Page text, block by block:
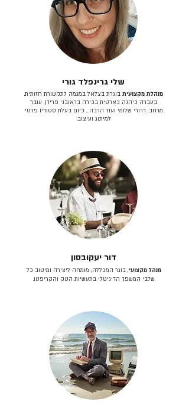
שלי גרינפלד גורי
מנהלת מקצועית בוגרת בצלאל במגמה לתקשורת חזותית.
בעברה כיהנה כארטית בכירה בראובני פרידן, ענבר
מרחב, דרורי שלומי ועוד הרבה… כיום בעלת סטודיו פרטי
למיתוג ועיצוב.
דור יעקובסון
מנהל מקצועי, בוגר המכללה, מומחה ליצירה ומיטוב כל
שלבי המשפך הדיגיטלי בתעשיות הטק והקריפטו.